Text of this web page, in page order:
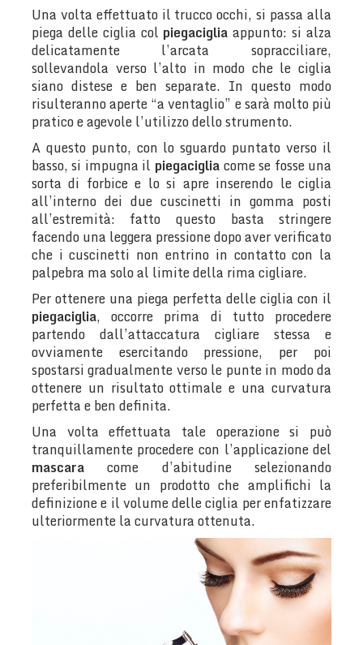
Una volta effettuato il trucco occhi, si passa alla
piega delle ciglia col piegaciglia appunto: si alza
delicatamente l’arcata sopracciliare,
sollevandola verso l’alto in modo che le ciglia
siano distese e ben separate. In questo modo
risulteranno aperte “a ventaglio” e sarà molto più
pratico e agevole l’utilizzo dello strumento.
A questo punto, con lo sguardo puntato verso il
basso, si impugna il piegacigliacome se fosse una
sorta di forbice e lo si apre inserendo le ciglia
all’interno dei due cuscinetti in gomma posti
all’estremità: fatto questo basta stringere
facendo una leggera pressione dopo aver verificato
che i cuscinetti non entrino in contatto con la
palpebra ma solo al limite della rima cigliare.
Per ottenere una piega perfetta delle ciglia con il
piegaciglia, occorre prima di tutto procedere
partendo dall’attaccatura cigliare stessa e
ovviamente esercitando pressione, per poi
spostarsi gradualmente verso le punte in modo da
ottenere un risultato ottimale e una curvatura
perfetta e ben definita.
Una volta effettuata tale operazione si può
tranquillamente procedere con l’applicazione del
mascaracome d’abitudine selezionando
preferibilmente un prodotto che amplifichi la
definizione e il volume delle ciglia per enfatizzare
ulteriormente la curvatura ottenuta.